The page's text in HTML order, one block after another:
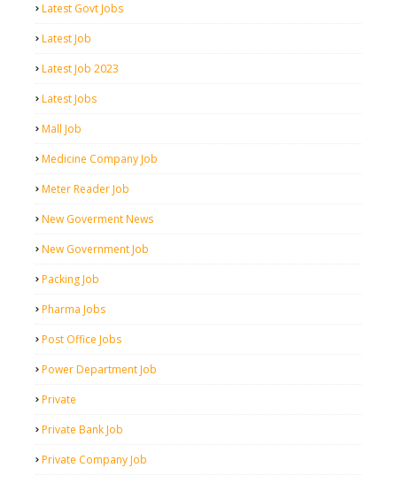
Latest Govt Jobs
Latest Job
Latest Job 2023
Latest Jobs
Mall Job
Medicine Company Job
Meter Reader Job
New Goverment News
New Government Job
Packing Job
Pharma Jobs
Post Office Jobs
Power Department Job
Private
Private Bank Job
Private Company Job